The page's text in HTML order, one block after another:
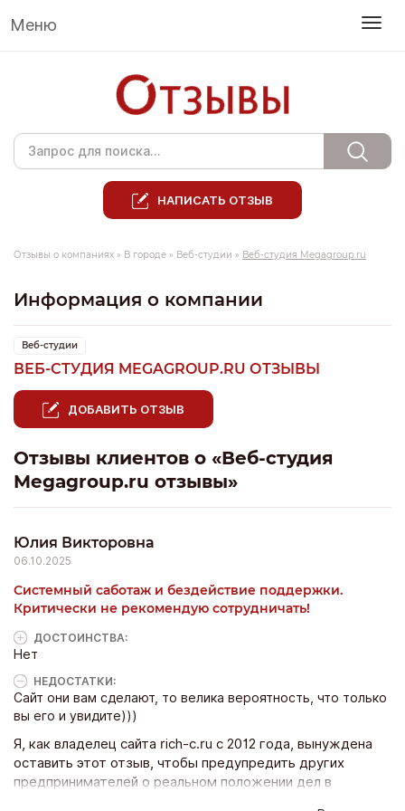
Меню
НАПИСАТЬ ОТЗЫВ
Отзывы о компаниях » В городе » Веб-студии » Веб-студия Megagroup.ru
Информация о компании
Веб-студии
ВЕБ-СТУДИЯ MEGAGROUP.RU ОТЗЫВЫ
ДОБАВИТЬ ОТЗЫВ
Отзывы клиентов о «Веб-студия
Megagroup.ru отзывы»
Юлия Викторовна
06.10.2025
Системный саботаж и бездействие поддержки.
Критически не рекомендую сотрудничать!
ДОСТОИНCТВА:
Нет
НЕДОСТАТКИ:
Сайт они вам сделают, то велика вероятность, что только
вы его и увидите)))
Я, как владелец сайта rich-c.ru с 2012 года, вынуждена
оставить этот отзыв, чтобы предупредить других
предпринимателей о реальном положении дел в